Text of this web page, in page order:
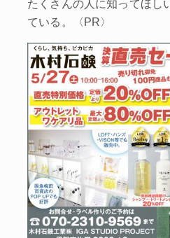
たくさんの人に知ってほし
ている。〈PR〉